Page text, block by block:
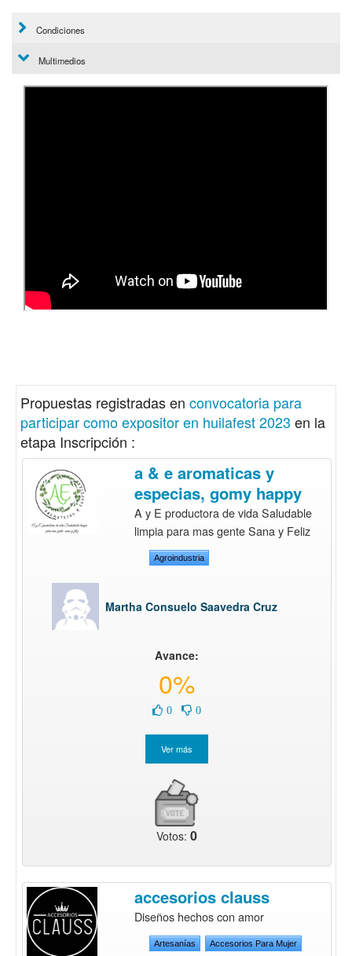
Condiciones
Multimedios
Propuestas registradas en convocatoria para
participar como expositor en huilafest 2023 en la
etapa Inscripción :
a & e aromaticas y
especias, gomy happy
A y E productora de vida Saludable
limpia para mas gente Sana y Feliz
Agroindustria
Martha Consuelo Saavedra Cruz
Avance:
0%
0 0
Votos: 0
accesorios clauss
Diseños hechos con amor
Artesanías Accesorios Para Mujer